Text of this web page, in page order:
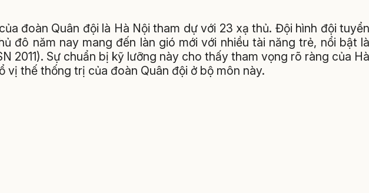
đoàn Quân đội là Hà Nội tham dự với 23 xạ thủ. Đội hình đội tuyển
đô năm nay mang đến làn gió mới với nhiều tài năng trẻ, nổi bật là
2011). Sự chuẩn bị kỹ lưỡng này cho thấy tham vọng rõ ràng của Hà
vị thế thống trị của đoàn Quân đội ở bộ môn này.